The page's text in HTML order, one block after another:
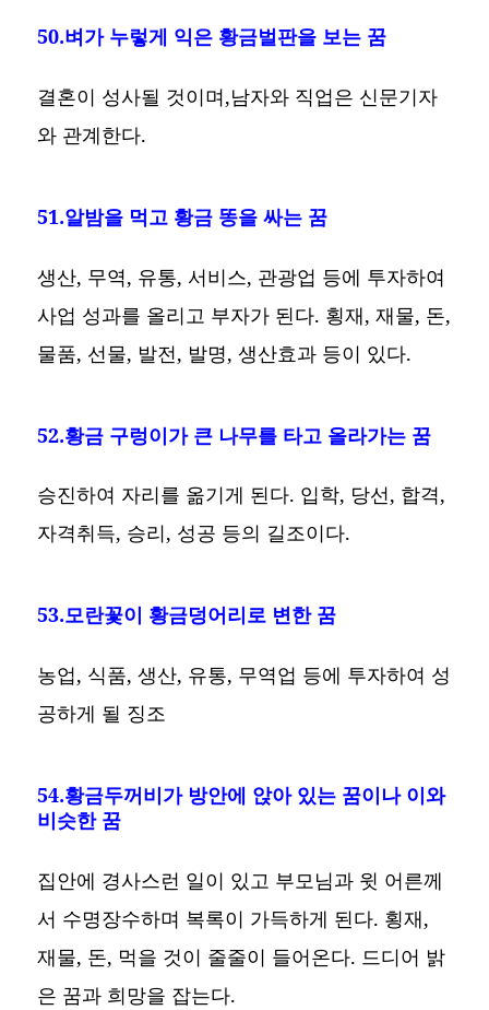
50.벼가 누렇게 익은 황금벌판을 보는 꿈
결혼이 성사될 것이며,남자와 직업은 신문기자
와 관계한다.
51.알밤을 먹고 황금 똥을 싸는 꿈
생산, 무역, 유통, 서비스, 관광업 등에 투자하여
사업 성과를 올리고 부자가 된다. 횡재, 재물, 돈,
물품, 선물, 발전, 발명, 생산효과 등이 있다.
52.황금 구렁이가 큰 나무를 타고 올라가는 꿈
승진하여 자리를 옮기게 된다. 입학, 당선, 합격,
자격취득, 승리, 성공 등의 길조이다.
53.모란꽃이 황금덩어리로 변한 꿈
농업, 식품, 생산, 유통, 무역업 등에 투자하여 성
공하게 될 징조
54.황금두꺼비가 방안에 앉아 있는 꿈이나 이와
비슷한 꿈
집안에 경사스런 일이 있고 부모님과 윗 어른께
서 수명장수하며 복록이 가득하게 된다. 횡재,
재물, 돈, 먹을 것이 줄줄이 들어온다. 드디어 밝
은 꿈과 희망을 잡는다.